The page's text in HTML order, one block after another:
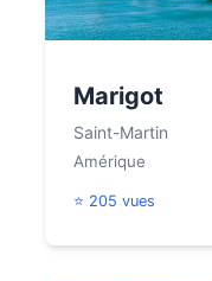
Marigot
Saint-Martin
Amérique
⭐ 205 vues